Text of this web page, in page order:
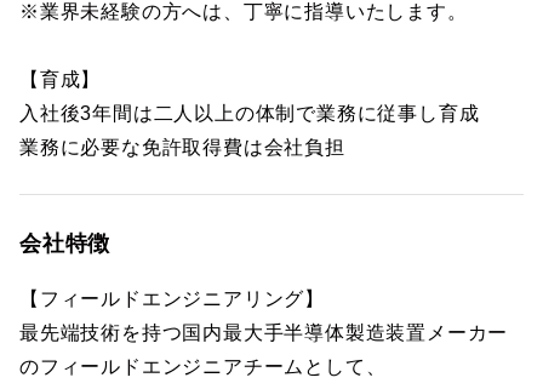
※業界未経験の方へは、丁寧に指導いたします。
【育成】
入社後3年間は二人以上の体制で業務に従事し育成
業務に必要な免許取得費は会社負担
会社特徴
【フィールドエンジニアリング】
最先端技術を持つ国内最大手半導体製造装置メーカー
のフィールドエンジニアチームとして、